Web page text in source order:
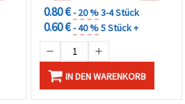
0.80 €- 20 %3-4 Stück
0.60 €- 40 %5 Stück +
IN DEN WARENKORB